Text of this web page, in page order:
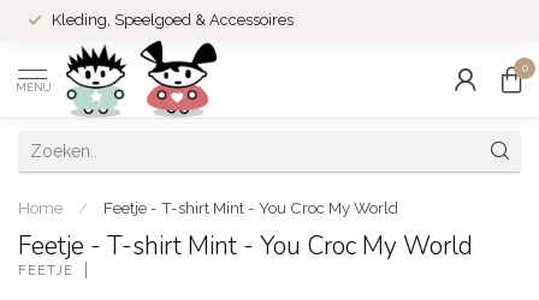
Kleding, Speelgoed & Accessoires
MENU
0
Home / Feetje - T-shirt Mint - You Croc My World
Feetje - T-shirt Mint - You Croc My World
FEETJE